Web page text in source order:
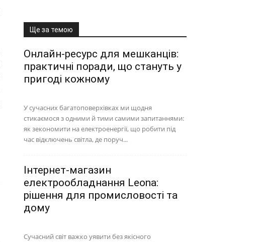
Ще за темою
Онлайн-ресурс для мешканців:
практичні поради, що стануть у
пригоді кожному
У сучасних багатоповерхівках ми щодня
стикаємося з одними й тими самими запитаннями:
як зекономити на електроенергії, що робити під
час відключень світла, де поруч...
Інтернет-магазин
електрообладнання Leona:
рішення для промисловості та
дому
Сучасний світ важко уявити без якісного